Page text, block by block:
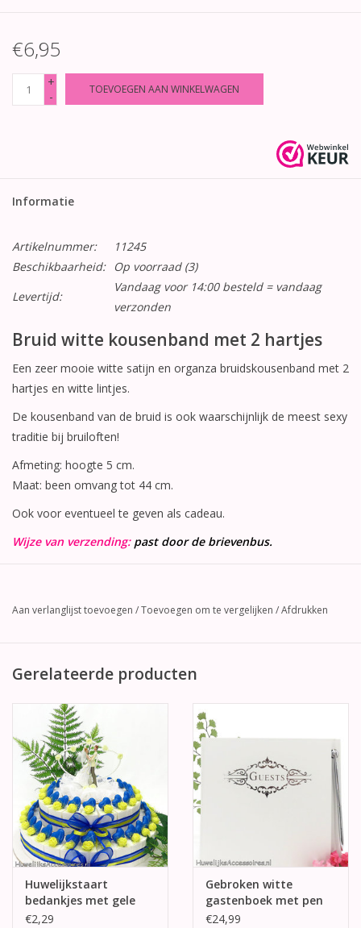
€6,95
+
-
TOEVOEGEN AAN WINKELWAGEN
Informatie
Artikelnummer:
11245
Beschikbaarheid:
Op voorraad(3)
Levertijd:
Vandaag voor 14:00 besteld = vandaag
verzonden
Bruid witte kousenband met 2 hartjes
Een zeer mooie witte satijn en organza bruidskousenband met 2
hartjes en witte lintjes.
De kousenband van de bruid is ook waarschijnlijk de meest sexy
traditie bij bruiloften!
Afmeting: hoogte 5 cm.
Maat: been omvang tot 44 cm.
Ook voor eventueel te geven als cadeau.
Wijze van verzending: past door de brievenbus.
Aan verlanglijst toevoegen /Toevoegen om te vergelijken /Afdrukken
Gerelateerde producten
Huwelijkstaart
bedankjes met gele
roosjes en hartjes
€2,29
Gebroken witte
gastenboek met pen
€24,99